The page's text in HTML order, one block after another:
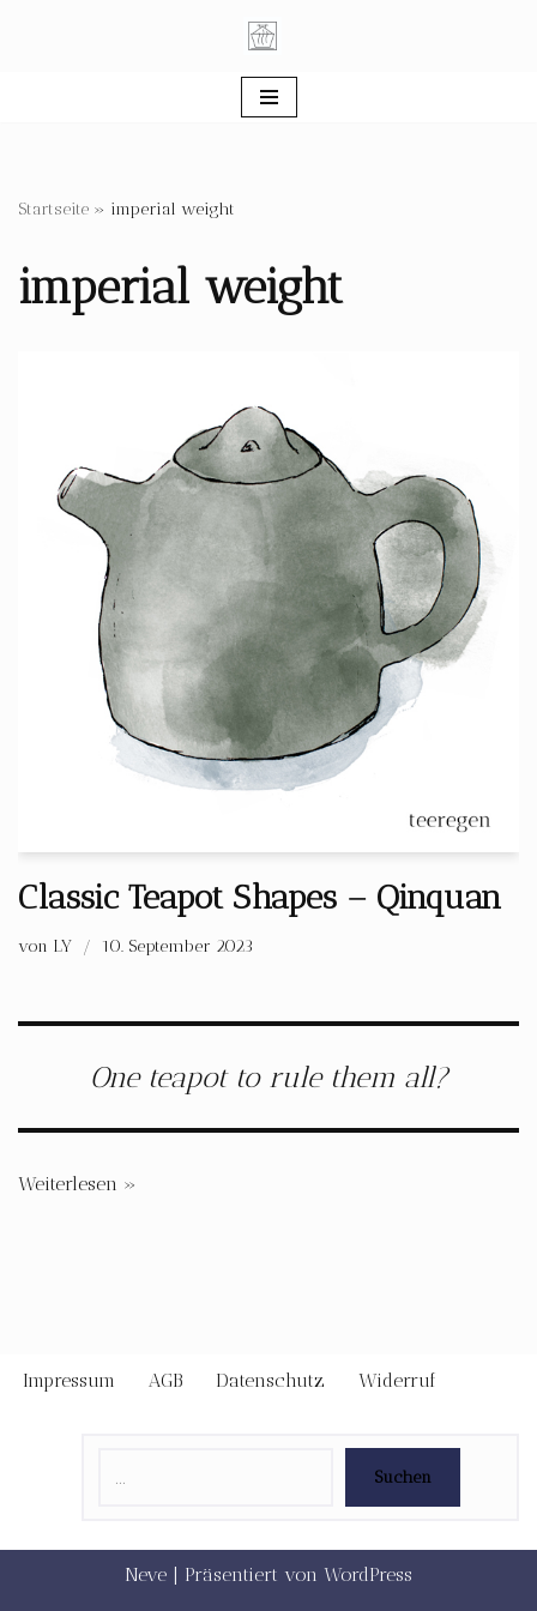
Startseite » imperial weight
imperial weight
Classic Teapot Shapes – Qinquan
von LY 10. September 2023
One teapot to rule them all?
Weiterlesen »
Impressum AGB Datenschutz Widerruf
Suchen
Neve | Präsentiert von WordPress